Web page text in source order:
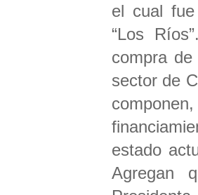
el cual
“Los
compra
sector de
estado
Agregan